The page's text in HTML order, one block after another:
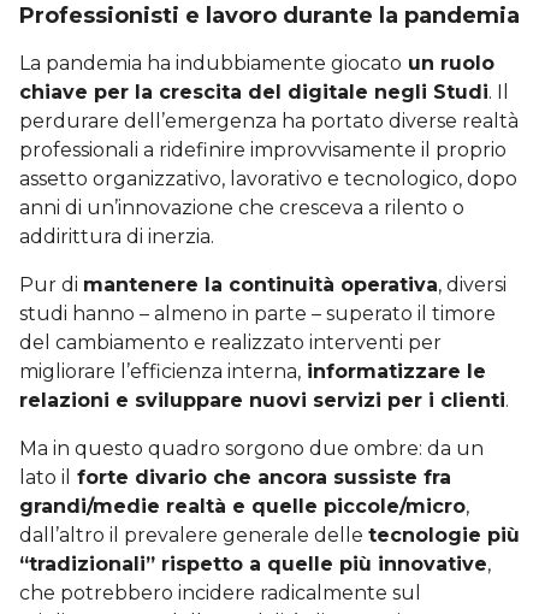
Professionisti e lavoro durante la pandemia
La pandemia ha indubbiamente giocato un ruolo
chiave per la crescita del digitale negli Studi. Il
perdurare dell’emergenza ha portato diverse realtà
professionali a ridefinire improvvisamente il proprio
assetto organizzativo, lavorativo e tecnologico, dopo
anni di un’innovazione che cresceva a rilento o
addirittura di inerzia.
Pur di mantenere la continuità operativa, diversi
studi hanno – almeno in parte – superato il timore
del cambiamento e realizzato interventi per
migliorare l’efficienza interna, informatizzare le
relazioni e sviluppare nuovi servizi per i clienti.
Ma in questo quadro sorgono due ombre: da un
lato il forte divario che ancora sussiste fra
grandi/medie realtà e quelle piccole/micro,
dall’altro il prevalere generale delle tecnologie più
“tradizionali” rispetto a quelle più innovative,
che potrebbero incidere radicalmente sul